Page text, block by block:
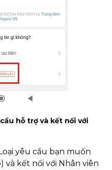
hỗ trợ và kết nối với
yêu cầu bạn muốn
và kết nối với Nhân viên